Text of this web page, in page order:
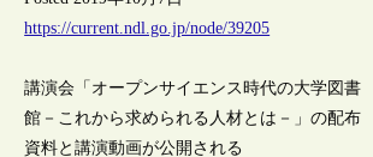
https://current.ndl.go.jp/node/39205
講演会「オープンサイエンス時代の大学図書
館－これから求められる人材とは－」の配布
資料と講演動画が公開される